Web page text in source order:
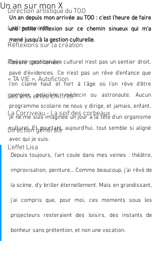
Direction artistique du TOO
Lettre ouverte
Réflexions sur la création
Poésie spontanée
« TA VIE », Autofiction
Les arts et les chiffres
La Corriveau - La soif des corbeaux
Direction générale
L'effet Lisa
Un an sur mon X
Un an depuis mon arrivée au TOO : c'est l'heure de faire
une petite réflexion sur ce chemin sinueux qui m'a
mené jusqu'à la gestion culturelle.
Devenir gestionnaire culturel n’est pas un sentier droit,
pavé d’évidences. Ce n’est pas un rêve d’enfance que
l’on clame haut et fort à l’âge où l’on rêve d’être
pompier, policière, médecin ou astronaute. Aucun
programme scolaire ne nous y dirige, et jamais, enfant,
je ne me suis imaginée un jour à la tête d’un organisme
culturel. Et pourtant, aujourd’hui, tout semble si aligné
avec qui je suis.
Depuis toujours, l’art coule dans mes veines : théâtre,
improvisation, peinture… Comme beaucoup, j’ai rêvé de
la scène, d’y briller éternellement. Mais en grandissant,
j’ai compris que, pour moi, ces moments sous les
projecteurs resteraient des loisirs, des instants de
bonheur sans prétention, et non une vocation.